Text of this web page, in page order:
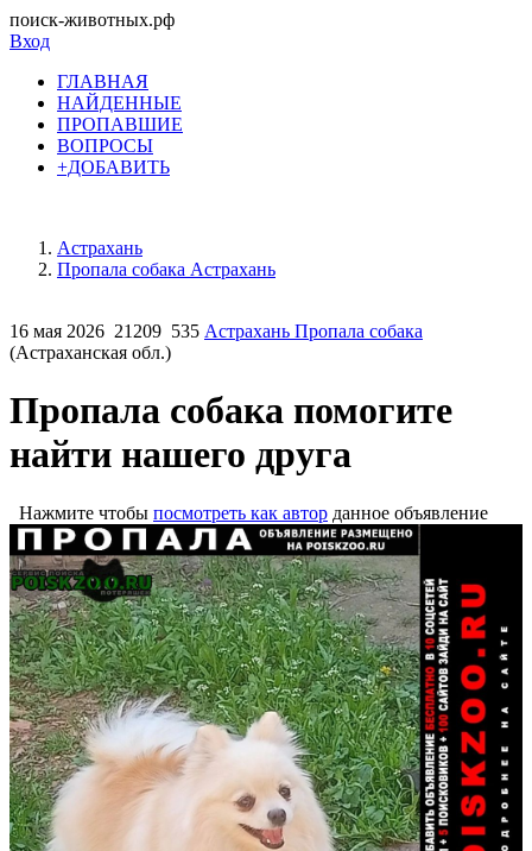
поиск-животных.рф
Вход
ГЛАВНАЯ
НАЙДЕННЫЕ
ПРОПАВШИЕ
ВОПРОСЫ
+ДОБАВИТЬ
Астрахань
Пропала собака Астрахань
16 мая 2026 21209 535 Астрахань Пропала собака
(Астраханская обл.)
Пропала собака помогите
найти нашего друга
Нажмите чтобы посмотреть как автор данное объявление